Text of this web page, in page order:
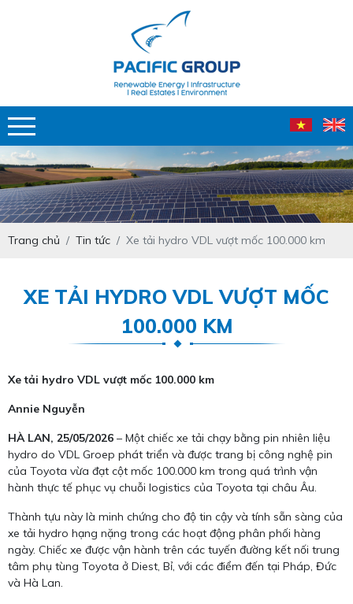
Trang chủ Tin tức Xe tải hydro VDL vượt mốc 100.000 km
XE TẢI HYDRO VDL VƯỢT MỐC
100.000 KM
Xe tải hydro VDL vượt mốc 100.000 km
Annie Nguyễn
HÀ LAN, 25/05/2026 – Một chiếc xe tải chạy bằng pin nhiên liệu
hydro do VDL Groep phát triển và được trang bị công nghệ pin
của Toyota vừa đạt cột mốc 100.000 km trong quá trình vận
hành thực tế phục vụ chuỗi logistics của Toyota tại châu Âu.
Thành tựu này là minh chứng cho độ tin cậy và tính sẵn sàng của
xe tải hydro hạng nặng trong các hoạt động phân phối hàng
ngày. Chiếc xe được vận hành trên các tuyến đường kết nối trung
tâm phụ tùng Toyota ở Diest, Bỉ, với các điểm đến tại Pháp, Đức
và Hà Lan.